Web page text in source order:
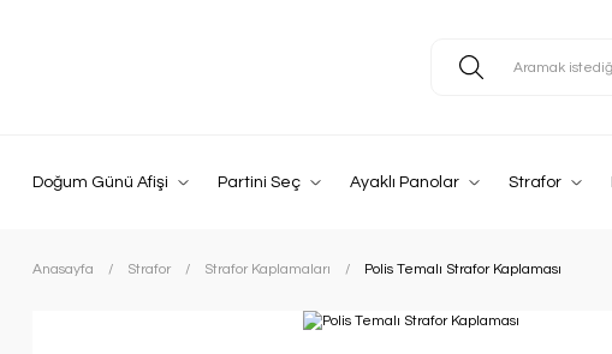
Doğum Günü Afişi Partini Seç Ayaklı Panolar Strafor
Anasayfa Strafor Strafor Kaplamaları Polis Temalı Strafor Kaplaması